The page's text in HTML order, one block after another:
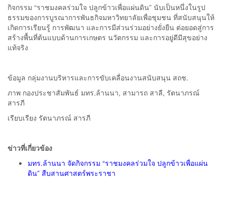
กิจกรรม “ราชมงคลร่วมใจ ปลูกข้าวเพื่อแผ่นดิน” นับเป็นหนึ่งในรูป
ธรรมของการบูรณาการพันธกิจมหาวิทยาลัยเพื่อชุมชน ที่สนับสนุนให้
เกิดการเรียนรู้ การพัฒนา และการมีส่วนร่วมอย่างยั่งยืน ต่อยอดสู่การ
สร้างพื้นที่ต้นแบบด้านการเกษตร นวัตกรรม และการอยู่ดีมีสุขอย่าง
แท้จริง
ข้อมูล กลุ่มงานบริหารและการขับเคลื่อนงานสนับสนุน สถช.
ภาพ กองประชาสัมพันธ์ มทร.ล้านนา, สามารถ สาลี, รัตนาภรณ์
สารภี
เรียบเรียง รัตนาภรณ์ สารภี
ข่าวที่เกี่ยวข้อง
มทร.ล้านนา จัดกิจกรรม “ราชมงคลร่วมใจ ปลูกข้าวเพื่อแผ่น
ดิน” สืบสานศาสตร์พระราชา